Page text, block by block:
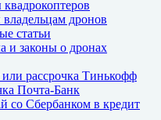
дронов
статьи
и законы о дронах
рассрочка Тинькофф
Почта-Банк
со Сбербанком в кредит